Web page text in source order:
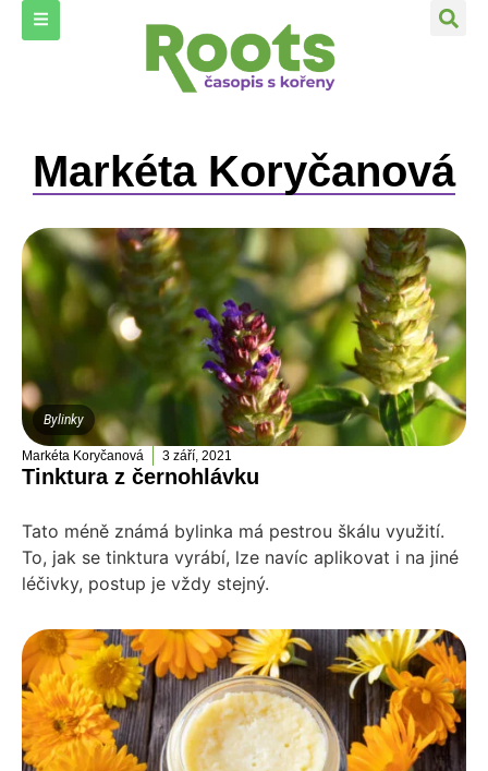
Markéta Koryčanová
Bylinky
Markéta Koryčanová 3 září, 2021
Tinktura z černohlávku
Tato méně známá bylinka má pestrou škálu využití.
To, jak se tinktura vyrábí, lze navíc aplikovat i na jiné
léčivky, postup je vždy stejný.